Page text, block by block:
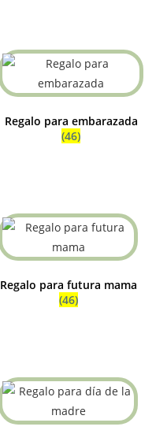
Regalo para embarazada
(46)
Regalo para futura mama
(46)